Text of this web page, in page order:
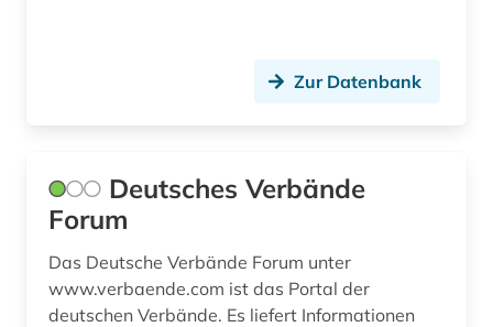
griechenland (1)
großbritannien (4)
grundbuch (1)
Zur Datenbank
Deutsches Verbände
Forum
Das Deutsche Verbände Forum unter
www.verbaende.com ist das Portal der
deutschen Verbände. Es liefert Informationen